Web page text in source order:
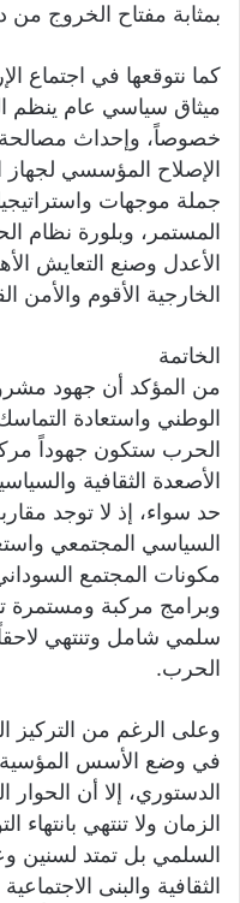
بمثابة مفتاح الخروج من
كما نتوقعها في اجتماع
ميثاق سياسي عام ينظم
خصوصاً، وإحداث
الإصلاح المؤسسي لجهاز
جملة موجهات
المستمر، وبلورة نظام
الأعدل وصنع التعايش
الخارجية الأقوم والأمن
الخاتمة
من المؤكد أن جهود
الوطني واستعادة
الحرب ستكون جهوداً
الأصعدة الثقافية
حد سواء، إذ لا توجد
السياسي المجتمعي
مكونات المجتمع
وبرامج مركبة ومستمرة
سلمي شامل وتنتهي لاحقاً
الحرب.
وعلى الرغم من التركيز
في وضع الأسس المؤسية
الدستوري، إلا أن
الزمان ولا تنتهي
السلمي بل تمتد لسنين
الثقافية والبنى